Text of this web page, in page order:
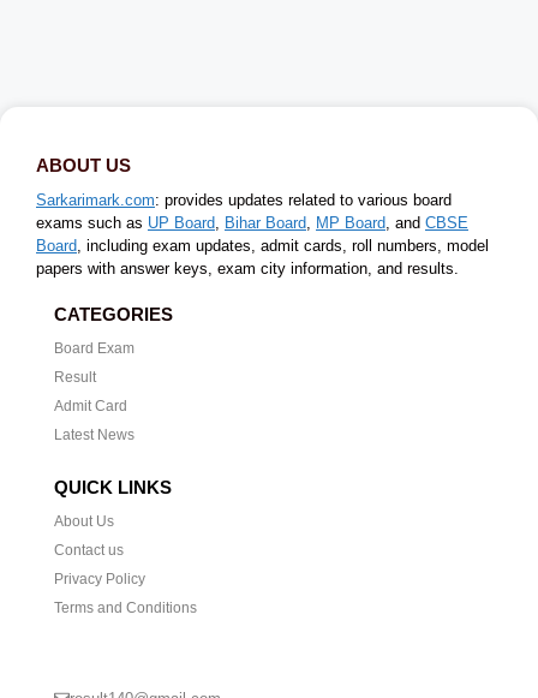
ABOUT US
Sarkarimark.com: provides updates related to various board
exams such as UP Board, Bihar Board, MP Board, and CBSE
Board, including exam updates, admit cards, roll numbers, model
papers with answer keys, exam city information, and results.
CATEGORIES
Board Exam
Result
Admit Card
Latest News
QUICK LINKS
About Us
Contact us
Privacy Policy
Terms and Conditions